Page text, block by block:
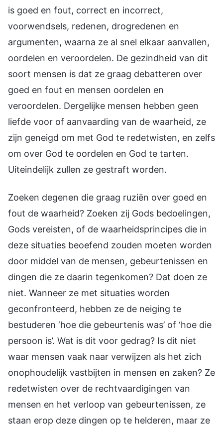
is goed en fout, correct en incorrect,
voorwendsels, redenen, drogredenen en
argumenten, waarna ze al snel elkaar aanvallen,
oordelen en veroordelen. De gezindheid van dit
soort mensen is dat ze graag debatteren over
goed en fout en mensen oordelen en
veroordelen. Dergelijke mensen hebben geen
liefde voor of aanvaarding van de waarheid, ze
zijn geneigd om met God te redetwisten, en zelfs
om over God te oordelen en God te tarten.
Uiteindelijk zullen ze gestraft worden.
Zoeken degenen die graag ruziën over goed en
fout de waarheid? Zoeken zij Gods bedoelingen,
Gods vereisten, of de waarheidsprincipes die in
deze situaties beoefend zouden moeten worden
door middel van de mensen, gebeurtenissen en
dingen die ze daarin tegenkomen? Dat doen ze
niet. Wanneer ze met situaties worden
geconfronteerd, hebben ze de neiging te
bestuderen ‘hoe die gebeurtenis was’ of ‘hoe die
persoon is’. Wat is dit voor gedrag? Is dit niet
waar mensen vaak naar verwijzen als het zich
onophoudelijk vastbijten in mensen en zaken? Ze
redetwisten over de rechtvaardigingen van
mensen en het verloop van gebeurtenissen, ze
staan erop deze dingen op te helderen, maar ze